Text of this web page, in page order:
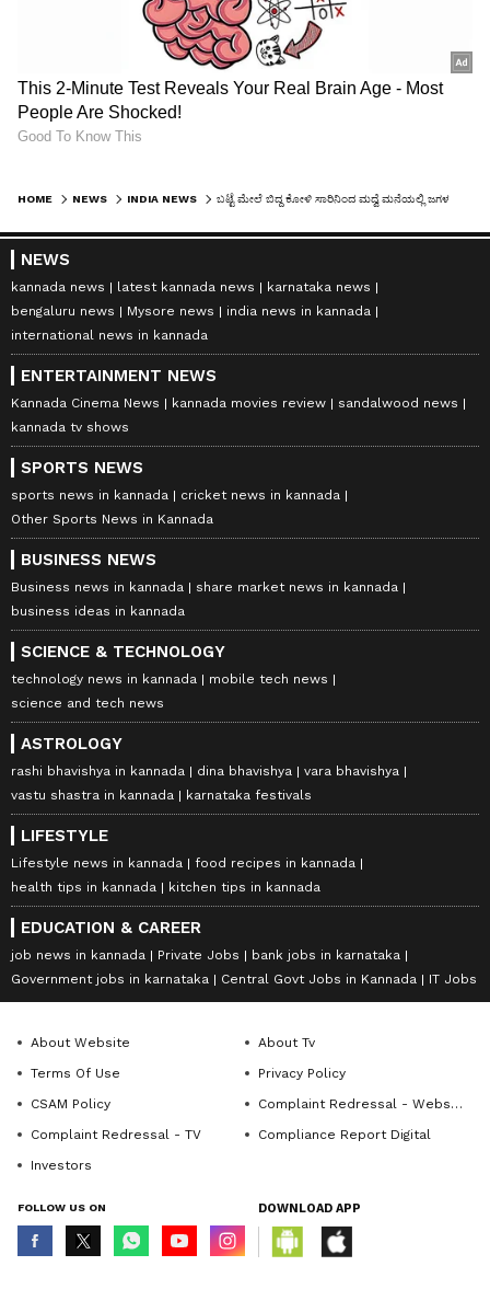
HOME NEWS INDIA NEWS
NEWS
kannada news latest kannada news
karnataka news
bengaluru news
Mysore news
india news in kannada
international news in kannada
ENTERTAINMENT NEWS
Kannada Cinema News kannada movies review
sandalwood news
kannada tv shows
SPORTS NEWS
sports news in kannada
cricket news in kannada
Other Sports News in Kannada
BUSINESS NEWS
Business news in kannada
share market news in kannada
business ideas in kannada
SCIENCE & TECHNOLOGY
technology news in kannada
mobile tech news
science and tech news
ASTROLOGY
rashi bhavishya in kannada dina bhavishya
vara bhavishya
vastu shastra in kannada
karnataka festivals
LIFESTYLE
Lifestyle news in kannada
food recipes in kannada
health tips in kannada
kitchen tips in kannada
EDUCATION & CAREER
job news in kannada Private Jobs
bank jobs in karnataka
Government jobs in karnataka
Central Govt Jobs in Kannada IT Jobs
About Website
About Tv
Terms Of Use
Privacy Policy
CSAM Policy
Complaint Redressal - Website
Complaint Redressal - TV
Compliance Report Digital
Investors
FOLLOW US ON DOWNLOAD APP